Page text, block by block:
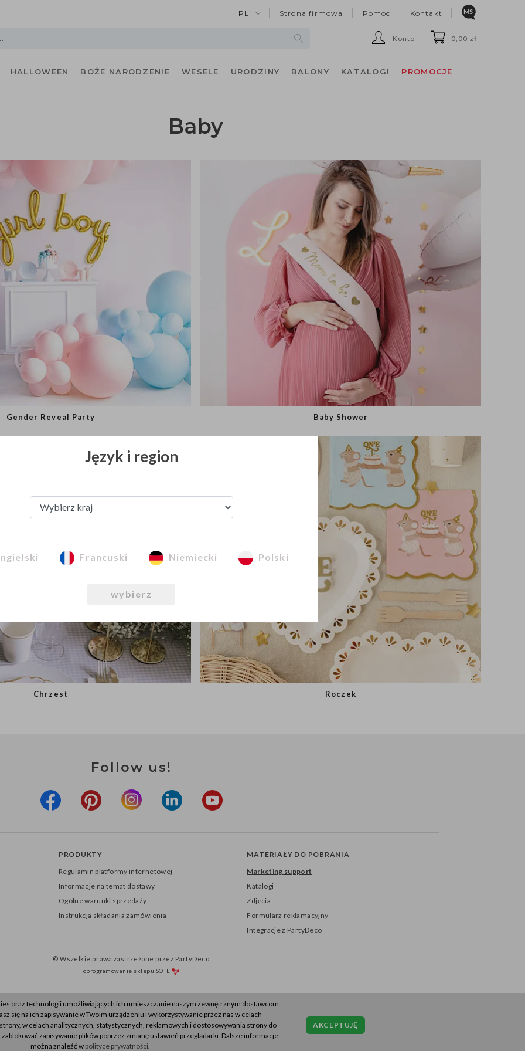
PL Strona firmowa Pomoc Kontakt
Konto 0,00 zł
HALLOWEEN BOŻE NARODZENIE WESELE URODZINY BALONY KATALOGI PROMOCJE
Baby
Gender Reveal Party Baby Shower
Chrzest Roczek
Follow us!
PRODUKTY
Regulamin platformy internetowej
Informacje na temat dostawy
Ogólne warunki sprzedaży
Instrukcja składania zamówienia
MATERIAŁY DO POBRANIA
Marketing support
Katalogi
Zdjęcia
Formularz reklamacyjny
Integracje z PartyDeco
© Wszelkie prawa zastrzeżone przez PartyDeco
oprogramowanie sklepu SOTE
oraz technologii umożliwiających ich umieszczanie naszym zewnętrznym dostawcom.
się na ich zapisywanie w Twoim urządzeniu i wykorzystywanie przez nas w celach
w celach analitycznych, statystycznych, reklamowych i dostosowywania strony do
zapisywanie plików poprzez zmianę ustawień przeglądarki. Dalsze informacje
można znaleźć w polityce prywatności.
AKCEPTUJĘ
Język i region
Francuski Niemiecki Polski
wybierz